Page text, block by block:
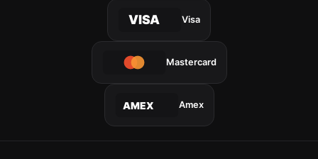
VISA Visa
Mastercard
AMEX Amex